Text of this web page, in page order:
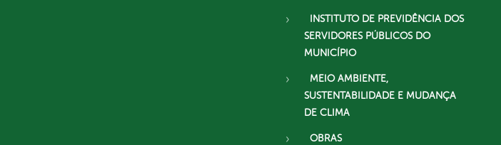
INSTITUTO DE PREVIDÊNCIA DOS
SERVIDORES PÚBLICOS DO
MUNICÍPIO
MEIO AMBIENTE,
SUSTENTABILIDADE E MUDANÇA
DE CLIMA
OBRAS